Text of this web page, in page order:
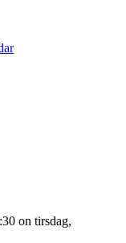
on tirsdag,